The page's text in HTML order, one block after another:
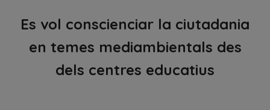
Es vol conscienciar la ciutadania
en temes mediambientals des
dels centres educatius